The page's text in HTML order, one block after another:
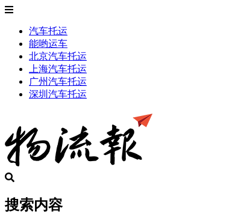
汽车托运
能哟运车
北京汽车托运
上海汽车托运
广州汽车托运
深圳汽车托运
搜索内容